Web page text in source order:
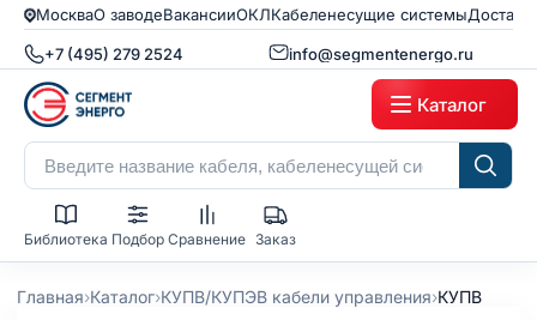
МоскваО заводеВакансииОКЛКабеленесущие системы
+7 (495) 279 2524 info@segmentenergo.ru
Каталог
Библиотека Подбор Сравнение Заказ
Главная›Каталог›КУПВ/КУПЭВ кабели управления›КУПВ